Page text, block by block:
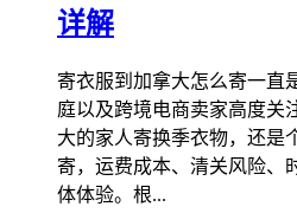
详解
寄衣服到加拿大怎么寄一直
庭以及跨境电商卖家高度关
大的家人寄换季衣物，还是
寄，运费成本、清关风险、
体体验。根...